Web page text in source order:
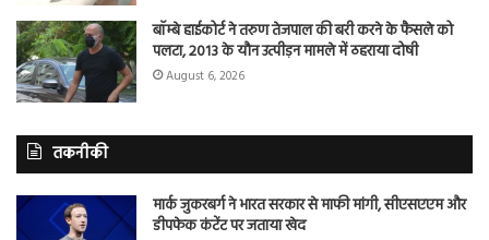
बॉम्बे हाईकोर्ट ने तरुण तेजपाल की बरी करने के फैसले को
पलटा, 2013 के यौन उत्पीड़न मामले में ठहराया दोषी
August 6, 2026
तकनीकी
मार्क जुकरबर्ग ने भारत सरकार से माफी मांगी, सीएसएएम और
डीपफेक कंटेंट पर जताया खेद